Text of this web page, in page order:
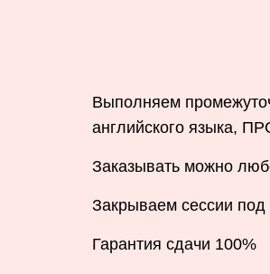
Выполняем
английского языка,
Заказывать можно
Закрываем сессии
Гарантия сдачи 100%